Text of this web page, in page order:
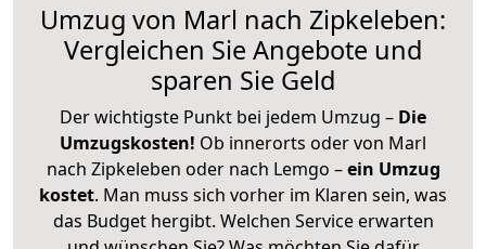
Umzug von Marl nach Zipkeleben:
Vergleichen Sie Angebote und
sparen Sie Geld
Der wichtigste Punkt bei jedem Umzug – Die
Umzugskosten! Ob innerorts oder von Marl
nach Zipkeleben oder nach Lemgo –ein Umzug
kostet. Man muss sich vorher im Klaren sein, was
das Budget hergibt. Welchen Service erwarten